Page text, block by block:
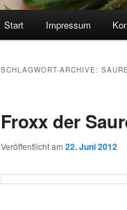
Start Impressum
SCHLAGWORT-ARCHIVE:
Froxx der
Veröffentlicht am 22. Juni 2012